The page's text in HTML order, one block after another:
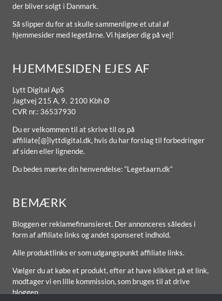
der bliver solgt i Danmark.
Så slipper du for at skulle sammenligne et utal af
hjemmesider med legetårne. Vi hjælper dig på vej!
HJEMMESIDEN EJES AF
Lytt Digital ApS
Jagtvej 215 A, 9. 2100 Kbh Ø
CVR nr.: 36537930
Du er velkommen til at skrive til os på
affiliate[@]lyttdigital.dk, hvis du har forslag til forbedringer
af siden eller lignende.
Du bedes mærke din henvendelse: “Legetaarn.dk”
BEMÆRK
Bloggen er reklamefinansieret. Der annonceres således i
form af affiliate links og andet sponseret indhold.
Alle produktlinks er som udgangspunkt affiliate links.
Vælger du at købe et produkt, efter at have klikket på et link,
modtager vi en lille kommission, som bruges til at drive
bloggen.